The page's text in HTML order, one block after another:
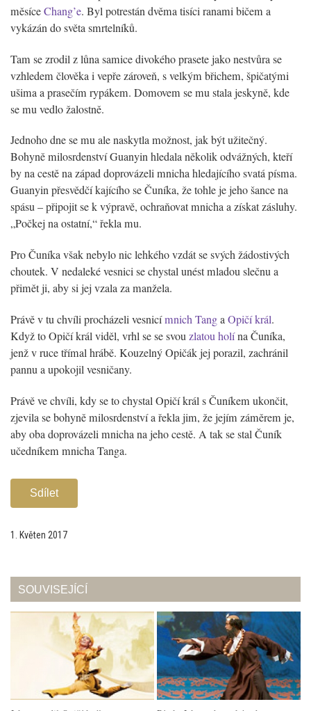
měsíceChang’e. Byl potrestán dvěma tisíci ranami bičem a
vykázán do světa smrtelníků.
Tam se zrodil z lůna samice divokého prasete jako nestvůra se
vzhledem člověka i vepře zároveň, s velkým břichem, špičatými
ušima a prasečím rypákem. Domovem se mu stala jeskyně, kde
se mu vedlo žalostně.
Jednoho dne se mu ale naskytla možnost, jak být užitečný.
Bohyně milosrdenství Guanyin hledala několik odvážných, kteří
by na cestě na západ doprovázeli mnicha hledajícího svatá písma.
Guanyin přesvědčí kajícího se Čuníka, že tohle je jeho šance na
spásu – připojit se k výpravě, ochraňovat mnicha a získat zásluhy.
„Počkej na ostatní,“ řekla mu.
Pro Čuníka však nebylo nic lehkého vzdát se svých žádostivých
choutek. V nedaleké vesnici se chystal unést mladou slečnu a
přimět ji, aby si jej vzala za manžela.
Právě v tu chvíli procházeli vesnicímnich TangaOpičí král.
Když to Opičí král viděl, vrhl se se svouzlatou holína Čuníka,
jenž v ruce třímal hrábě. Kouzelný Opičák jej porazil, zachránil
pannu a upokojil vesničany.
Právě ve chvíli, kdy se to chystal Opičí král s Čuníkem ukončit,
zjevila se bohyně milosrdenství a řekla jim, že jejím záměrem je,
aby oba doprovázeli mnicha na jeho cestě. A tak se stal Čuník
učedníkem mnicha Tanga.
Sdílet
1. Květen 2017
SOUVISEJÍCÍ